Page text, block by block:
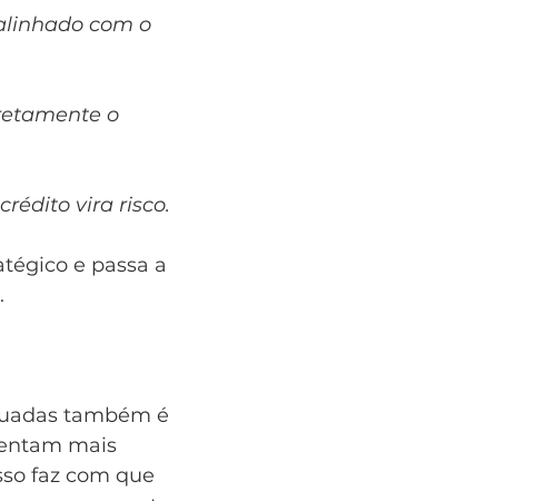
com o
o
vira risco.
e passa a
também é
mais
faz com que